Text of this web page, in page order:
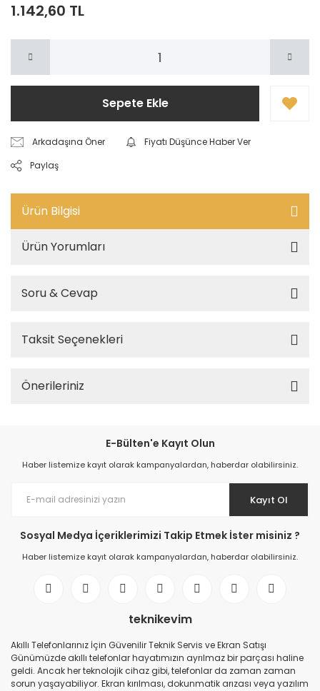
1.142,60 TL
Sepete Ekle
Arkadaşına Öner
Fiyatı Düşünce Haber Ver
Paylaş
Ürün Bilgisi
Ürün Yorumları
Soru & Cevap
Taksit Seçenekleri
Önerileriniz
E-Bülten'e Kayıt Olun
Haber listemize kayıt olarak kampanyalardan, haberdar olabilirsiniz.
Kayıt Ol
Sosyal Medya İçeriklerimizi Takip Etmek İster misiniz ?
Haber listemize kayıt olarak kampanyalardan, haberdar olabilirsiniz.
teknikevim
Akıllı Telefonlarınız İçin Güvenilir Teknik Servis ve Ekran Satışı
Günümüzde akıllı telefonlar hayatımızın ayrılmaz bir parçası haline
geldi. Ancak her teknolojik cihaz gibi, telefonlar da zaman zaman
sorun yaşayabiliyor. Ekran kırılması, dokunmatik arızası veya yazılım